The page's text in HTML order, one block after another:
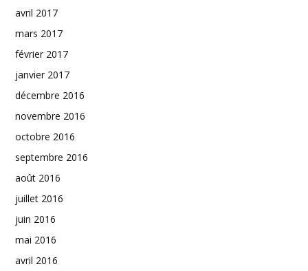
avril 2017
mars 2017
février 2017
janvier 2017
décembre 2016
novembre 2016
octobre 2016
septembre 2016
août 2016
juillet 2016
juin 2016
mai 2016
avril 2016